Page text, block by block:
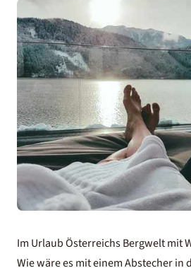
Im Urlaub Österreichs Bergwelt mit
Wie wäre es mit einem Abstecher in